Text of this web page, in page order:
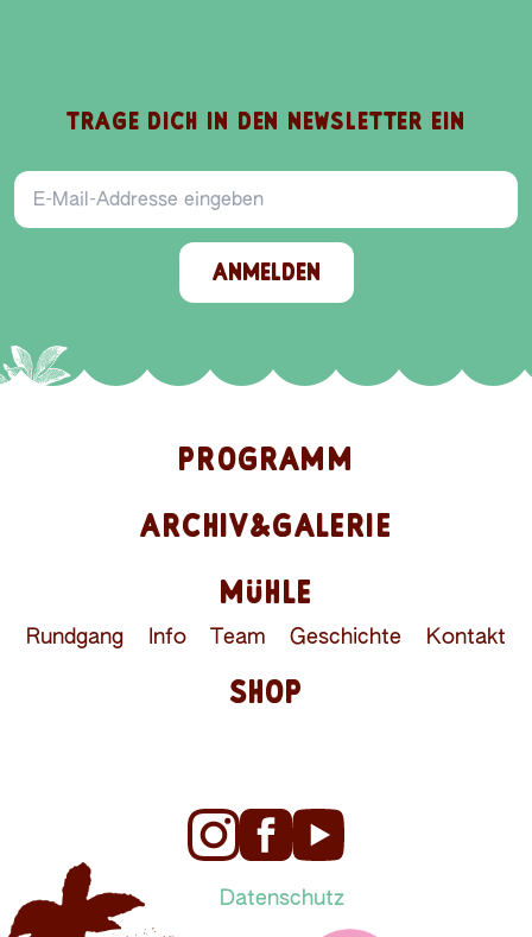
TRAGE DICH IN DEN NEWSLETTER EIN
E-Mail-Addresse
ANMELDEN
PROGRAMM
ARCHIV&GALERIE
MÜHLE
Rundgang Info Team Geschichte Kontakt
SHOP
Datenschutz